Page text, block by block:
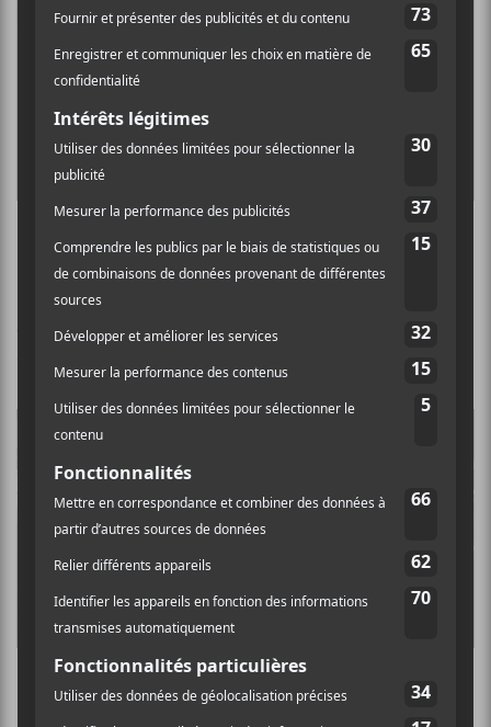
Ça y est
CONCERTS
Festival de la poutine 2022 – Jour 1 : Zach
Zoya et Souldia